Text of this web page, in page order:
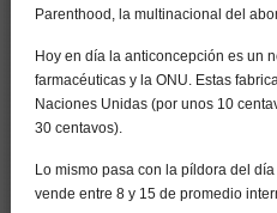
Parenthood, la multinacional del
Hoy en día la anticoncepción es un
farmacéuticas y la ONU. Estas
Naciones Unidas (por unos 10
30 centavos).
Lo mismo pasa con la píldora del
vende entre 8 y 15 de promedio